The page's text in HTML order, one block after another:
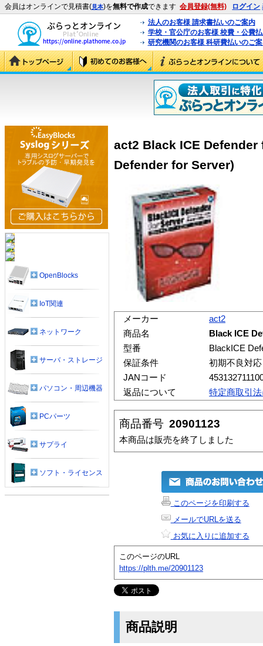
会員はオンラインで見積書(見本)を無料で作成できます 会員登録(無料) ログイン
法人のお客様 請求書払いのご案内
学校・官公庁のお客様 校費・公費
研究機関のお客様 科研費払いのご
act2 Black ICE
Defender for Server)
メーカー
act2
商品名
Black ICE
型番
BlackICE
保証条件
初期不良対
JANコード
返品について
特定商取引
商品番号 20901123
本商品は販売を終了しました
このページを印刷する
メールでURLを送る
お気に入りに追加する
このページのURL
https://plth.me/20901123
商品説明
OpenBlocks
IoT関連
ネットワーク
サーバ・ストレージ
パソコン・周辺機器
PCパーツ
サプライ
ソフト・ライセンス